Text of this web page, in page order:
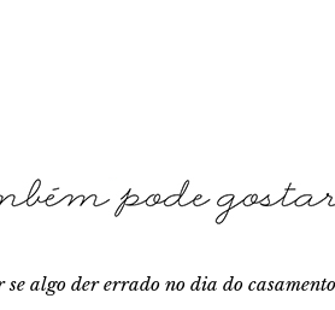
se algo der errado no dia do